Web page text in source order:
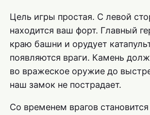
Цель игры простая. С левой
находится ваш форт. Главный
краю башни и орудует
появляются враги. Камень
во вражеское оружие до
наш замок не пострадает.
Со временем врагов